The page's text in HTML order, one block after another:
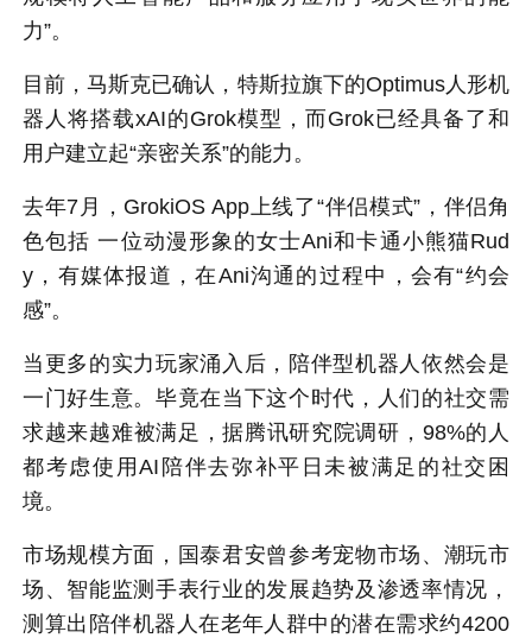
力”。
目前，马斯克已确认，特斯拉旗下的Optimus人形机
器人将搭载xAI的Grok模型，而Grok已经具备了和
用户建立起“亲密关系”的能力。
去年7月，GrokiOS App上线了“伴侣模式”，伴侣角
色包括 一位动漫形象的女士Ani和卡通小熊猫Rud
y，有媒体报道，在Ani沟通的过程中，会有“约会
感”。
当更多的实力玩家涌入后，陪伴型机器人依然会是
一门好生意。毕竟在当下这个时代，人们的社交需
求越来越难被满足，据腾讯研究院调研，98%的人
都考虑使用AI陪伴去弥补平日未被满足的社交困
境。
市场规模方面，国泰君安曾参考宠物市场、潮玩市
场、智能监测手表行业的发展趋势及渗透率情况，
测算出陪伴机器人在老年人群中的潜在需求约4200